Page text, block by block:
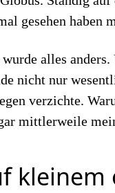
gesehen haben
alles
nicht nur
verzichte.
mittlerweile